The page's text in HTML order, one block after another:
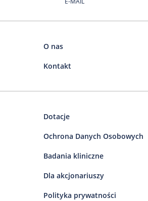
O nas
Kontakt
Dotacje
Ochrona Danych Osobowych
Badania kliniczne
Dla akcjonariuszy
Polityka prywatności